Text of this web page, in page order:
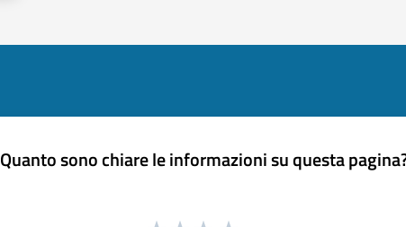
Quanto sono chiare le informazioni su questa